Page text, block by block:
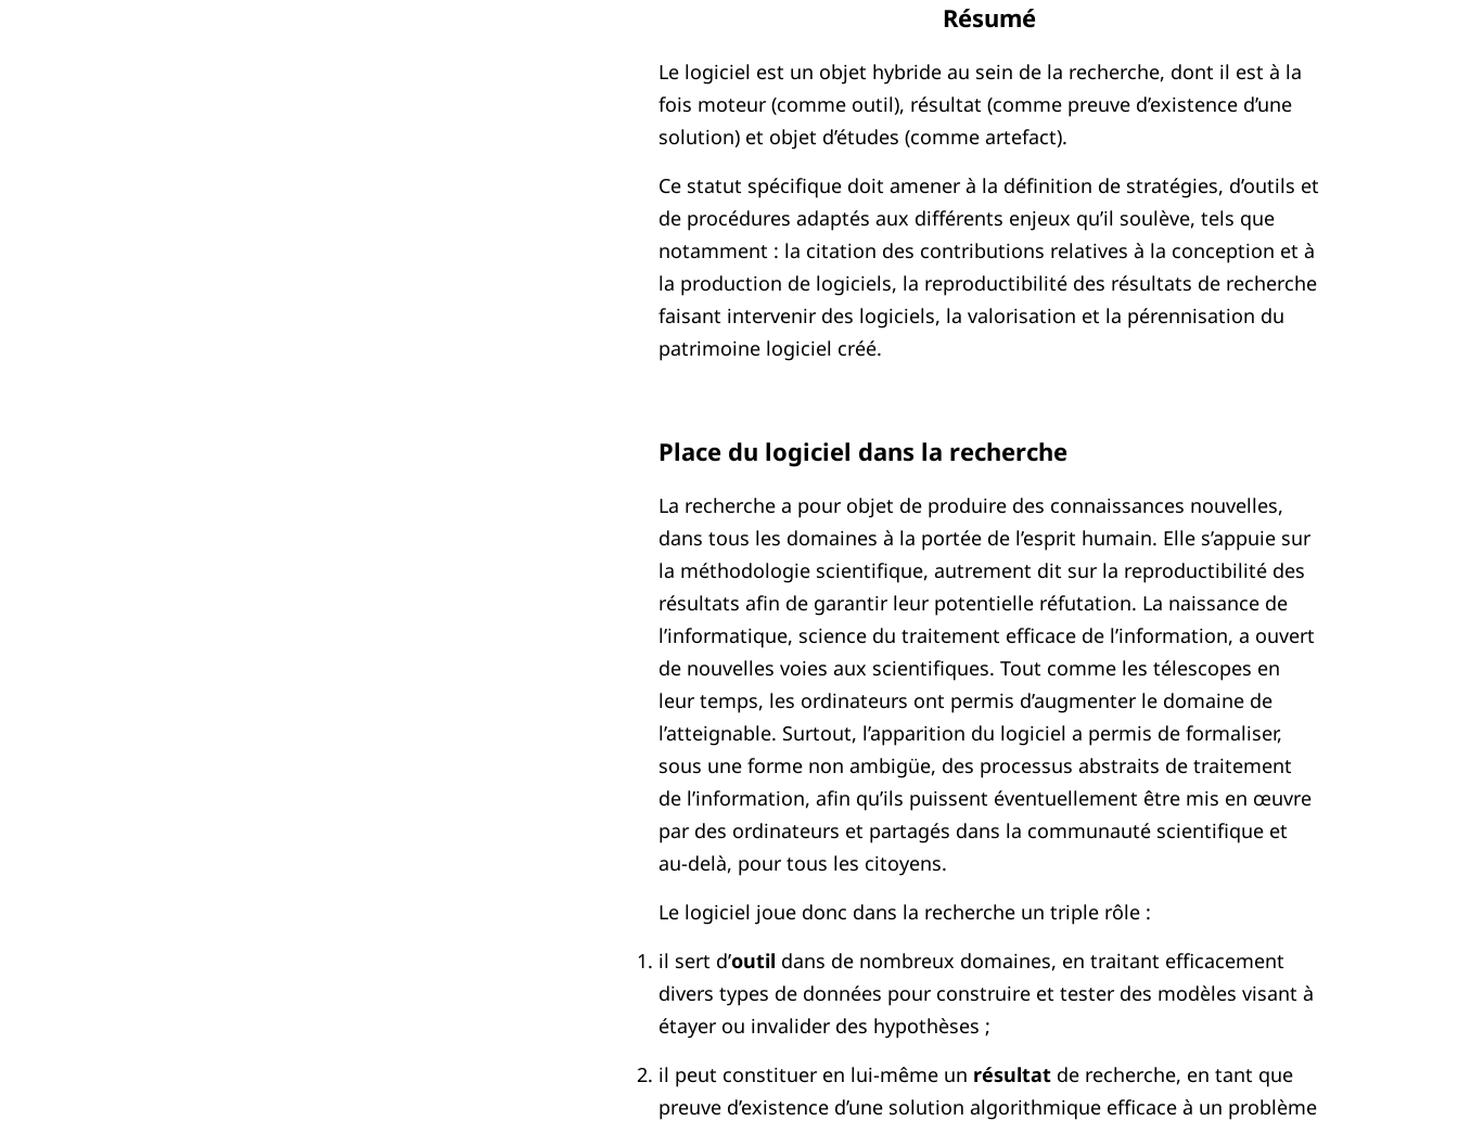
Résumé
Le logiciel est un objet hybride au sein de la recherche, dont il est à la
fois moteur (comme outil), résultat (comme preuve d’existence d’une
solution) et objet d’études (comme artefact).
Ce statut spécifique doit amener à la définition de stratégies, d’outils et
de procédures adaptés aux différents enjeux qu’il soulève, tels que
notamment : la citation des contributions relatives à la conception et à
la production de logiciels, la reproductibilité des résultats de recherche
faisant intervenir des logiciels, la valorisation et la pérennisation du
patrimoine logiciel créé.
Place du logiciel dans la recherche
La recherche a pour objet de produire des connaissances nouvelles,
dans tous les domaines à la portée de l’esprit humain. Elle s’appuie sur
la méthodologie scientifique, autrement dit sur la reproductibilité des
résultats afin de garantir leur potentielle réfutation. La naissance de
l’informatique, science du traitement efficace de l’information, a ouvert
de nouvelles voies aux scientifiques. Tout comme les télescopes en
leur temps, les ordinateurs ont permis d’augmenter le domaine de
l’atteignable. Surtout, l’apparition du logiciel a permis de formaliser,
sous une forme non ambigüe, des processus abstraits de traitement
de l’information, afin qu’ils puissent éventuellement être mis en œuvre
par des ordinateurs et partagés dans la communauté scientifique et
au-delà, pour tous les citoyens.
Le logiciel joue donc dans la recherche un triple rôle :
il sert d’outil dans de nombreux domaines, en traitant efficacement
divers types de données pour construire et tester des modèles visant à
étayer ou invalider des hypothèses ;
il peut constituer en lui-même un résultatde recherche, en tant que
preuve d’existence d’une solution algorithmique efficace à un problème